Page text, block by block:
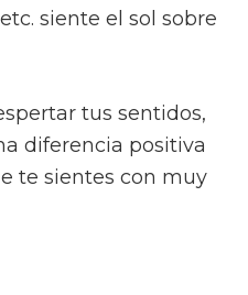
siente el sol sobre
tus sentidos,
diferencia positiva
te sientes con muy